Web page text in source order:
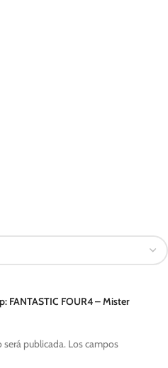
FANTASTIC FOUR4 – Mister
será publicada. Los campos